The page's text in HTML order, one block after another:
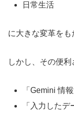
日常生活
に大きな変革をも
しかし、その便利
「Gemini 情
「入力した